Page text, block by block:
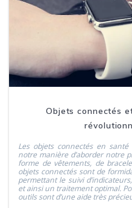
Objets connectés
Les objets connectés en
notre manière d’aborder notre
forme de vêtements, de
objets connectés sont de
permettant le suivi
et ainsi un traitement optimal.
outils sont d’une aide très